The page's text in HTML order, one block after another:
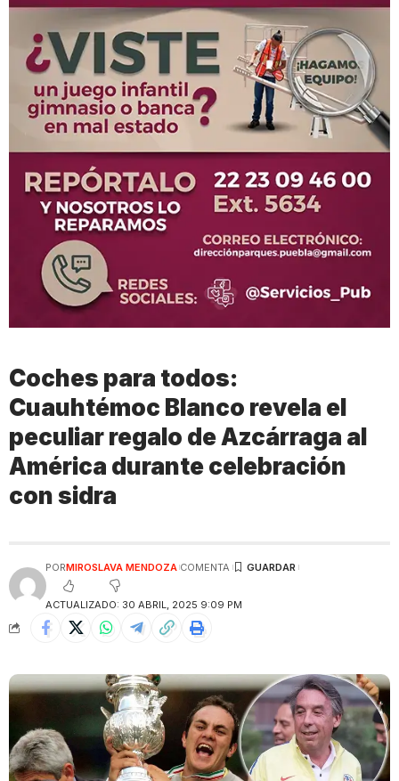
Coches para todos:
Cuauhtémoc Blanco revela el
peculiar regalo de Azcárraga al
América durante celebración
con sidra
ACTUALIZADO: 30 ABRIL, 2025 9:09 PM
PORMIROSLAVA MENDOZA COMENTA